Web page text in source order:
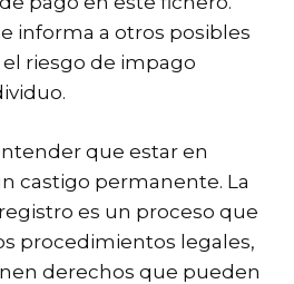
informa a otros posibles
riesgo de impago
que estar en
castigo permanente. La
es un proceso que
procedimientos legales,
derechos que pueden